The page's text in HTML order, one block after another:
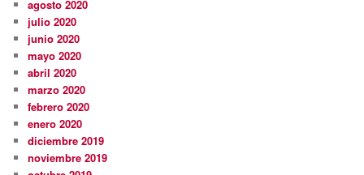
agosto 2020
julio 2020
junio 2020
mayo 2020
abril 2020
marzo 2020
febrero 2020
enero 2020
diciembre 2019
noviembre 2019